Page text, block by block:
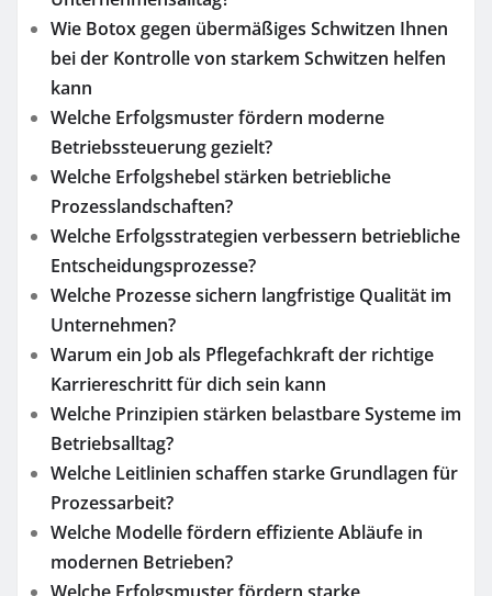
Wie Botox gegen übermäßiges Schwitzen Ihnen
bei der Kontrolle von starkem Schwitzen helfen
kann
Welche Erfolgsmuster fördern moderne
Betriebssteuerung gezielt?
Welche Erfolgshebel stärken betriebliche
Prozesslandschaften?
Welche Erfolgsstrategien verbessern betriebliche
Entscheidungsprozesse?
Welche Prozesse sichern langfristige Qualität im
Unternehmen?
Warum ein Job als Pflegefachkraft der richtige
Karriereschritt für dich sein kann
Welche Prinzipien stärken belastbare Systeme im
Betriebsalltag?
Welche Leitlinien schaffen starke Grundlagen für
Prozessarbeit?
Welche Modelle fördern effiziente Abläufe in
modernen Betrieben?